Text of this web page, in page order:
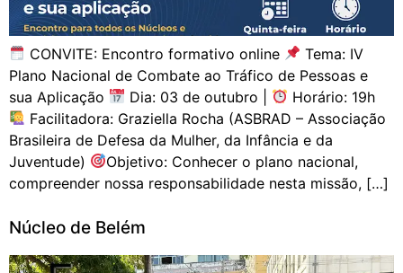
CONVITE: Encontro formativo online
Tema: IV
Plano Nacional de Combate ao Tráfico de Pessoas e
sua Aplicação
Dia: 03 de outubro |
Horário: 19h
Facilitadora: Graziella Rocha (ASBRAD – Associação
Brasileira de Defesa da Mulher, da Infância e da
Juventude)
Objetivo: Conhecer o plano nacional,
compreender nossa responsabilidade nesta missão, […]
Núcleo de Belém